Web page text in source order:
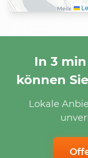
In 3
können
Lokale